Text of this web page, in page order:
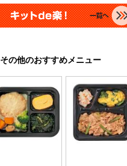
その他のおすすめメニュー